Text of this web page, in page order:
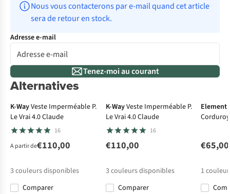
Nous vous contacterons par e-mail quand cet article
sera de retour en stock.
Adresse e-mail
Tenez-moi au courant
Alternatives
K-WayVeste Imperméable P.
Le Vrai 4.0 Claude
16
A partir de€110,00
3couleurs disponibles
Comparer
K-WayVeste Imperméable P.
Le Vrai 4.0 Claude
16
€110,00
3couleurs disponibles
Comparer
Element
€65,00
1